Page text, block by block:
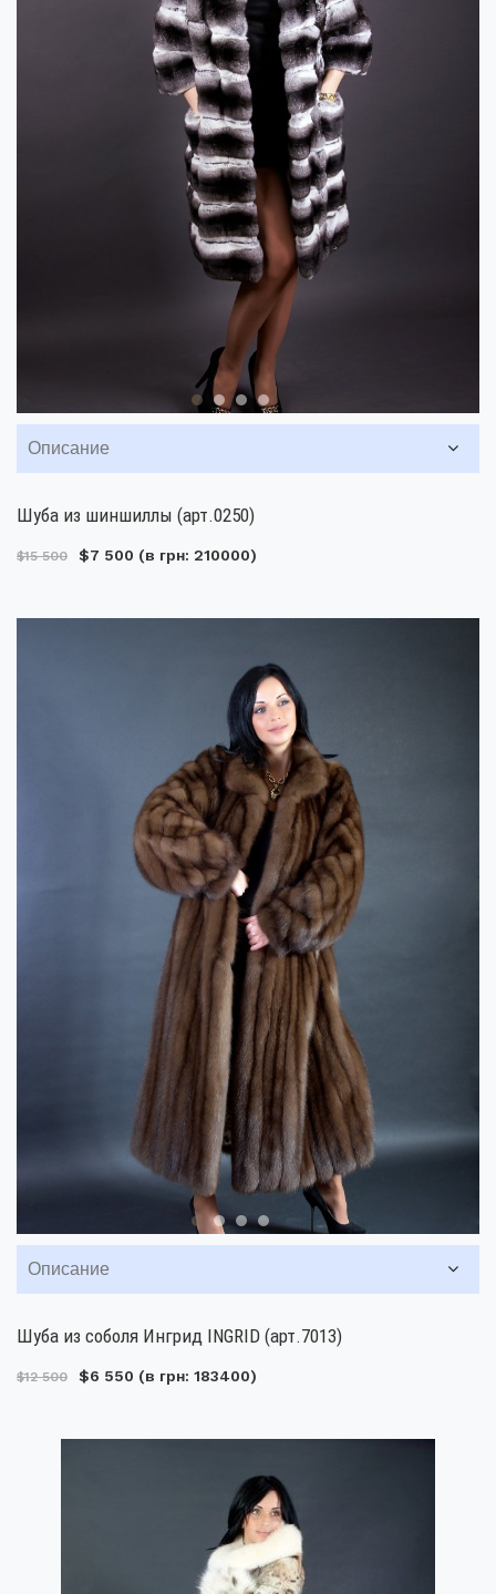
Описание
Шуба из шиншиллы (арт.0250)
$15 500 $7 500 (в грн: 210000)
Описание
Шуба из соболя Ингрид INGRID (арт.7013)
$12 500 $6 550 (в грн: 183400)